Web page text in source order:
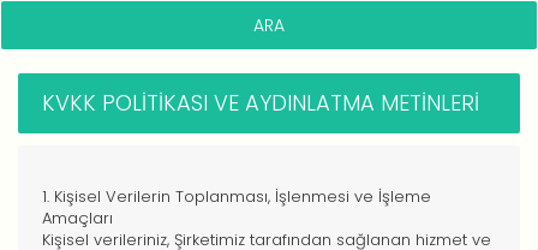
KVKK POLITIKASI VE AYDINLATMA METINLERI
1. Kişisel Verilerin Toplanması, İşlenmesi ve İşleme
Amaçları
Kişisel verileriniz, Şirketimiz tarafından sağlanan hizmet ve